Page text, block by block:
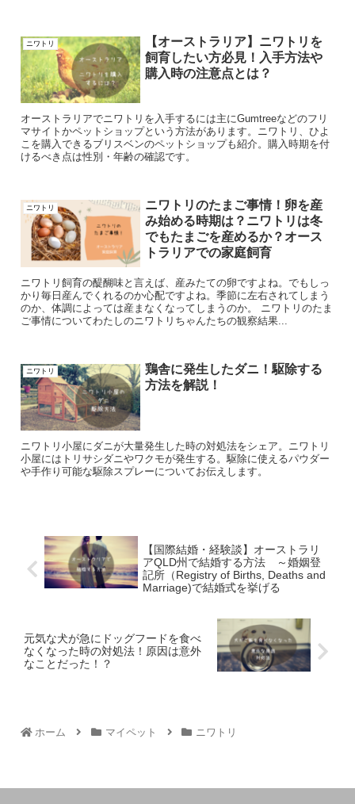
ニワトリ
【オーストラリア】ニワトリを
飼育したい方必見！入手方法や
購入時の注意点とは？
オーストラリアでニワトリを入手するには主にGumtreeなどのフリ
マサイトかペットショップという方法があります。ニワトリ、ひよ
こを購入できるブリスベンのペットショップも紹介。購入時期を付
けるべき点は性別・年齢の確認です。
ニワトリ
ニワトリのたまご事情！卵を産
み始める時期は？ニワトリは冬
でもたまごを産めるか？オース
トラリアでの家庭飼育
ニワトリ飼育の醍醐味と言えば、産みたての卵ですよね。でもしっ
かり毎日産んでくれるのか心配ですよね。季節に左右されてしまう
のか、体調によっては産まなくなってしまうのか。 ニワトリのたま
ご事情についてわたしのニワトリちゃんたちの観察結果...
ニワトリ
鶏舎に発生したダニ！駆除する
方法を解説！
ニワトリ小屋にダニが大量発生した時の対処法をシェア。ニワトリ
小屋にはトリサシダニやワクモが発生する。駆除に使えるパウダー
や手作り可能な駆除スプレーについてお伝えします。
【国際結婚・経験談】オーストラリ
アQLD州で結婚する方法 ～婚姻登
記所（Registry of Births, Deaths and
Marriage)で結婚式を挙げる
元気な犬が急にドッグフードを食べ
なくなった時の対処法！原因は意外
なことだった！？
ホーム マイペット ニワトリ